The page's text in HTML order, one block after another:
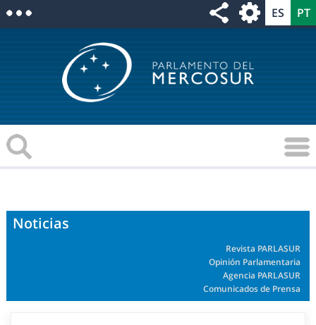
Noticias
Revista PARLASUR
Opinión Parlamentaria
Agencia PARLASUR
Comunicados de Prensa